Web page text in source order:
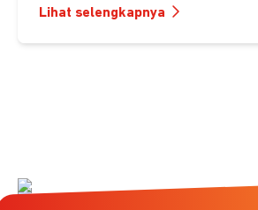
Lihat selengkapnya